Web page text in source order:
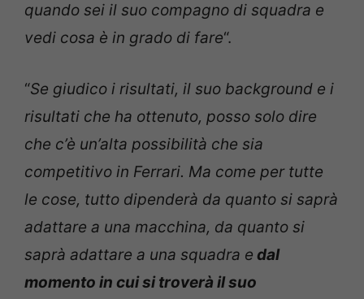
quando sei il suo compagno di squadra e
vedi cosa è in grado di fare“.
“Se giudico i risultati, il suo background e i
risultati che ha ottenuto, posso solo dire
che c’è un’alta possibilità che sia
competitivo in Ferrari. Ma come per tutte
le cose, tutto dipenderà da quanto si saprà
adattare a una macchina, da quanto si
saprà adattare a una squadra e dal
momento in cui si troverà il suo